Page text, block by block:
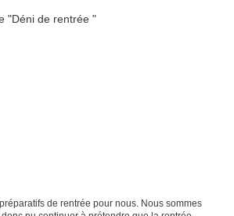
de rentrée pour nous. Nous sommes